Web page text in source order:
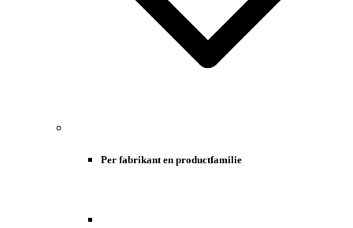
Per fabrikant en productfamilie